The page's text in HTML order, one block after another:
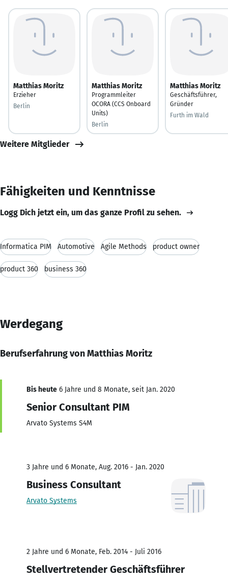
Matthias Moritz
Erzieher
Berlin
Matthias Moritz
Programmleiter
OCORA (CCS Onboard
Units)
Berlin
Matthias Moritz
Geschäftsführer,
Gründer
Furth im Wald
Weitere Mitglieder
Fähigkeiten und Kenntnisse
Logg Dich jetzt ein, um das ganze Profil zu sehen.
Informatica PIM Automotive Agile Methods product owner
product 360 business 360
Werdegang
Berufserfahrung von Matthias Moritz
Bis heute 6 Jahre und 8 Monate, seit Jan. 2020
Senior Consultant PIM
Arvato Systems S4M
3 Jahre und 6 Monate, Aug. 2016 - Jan. 2020
Business Consultant
Arvato Systems
2 Jahre und 6 Monate, Feb. 2014 - Juli 2016
Stellvertretender Geschäftsführer